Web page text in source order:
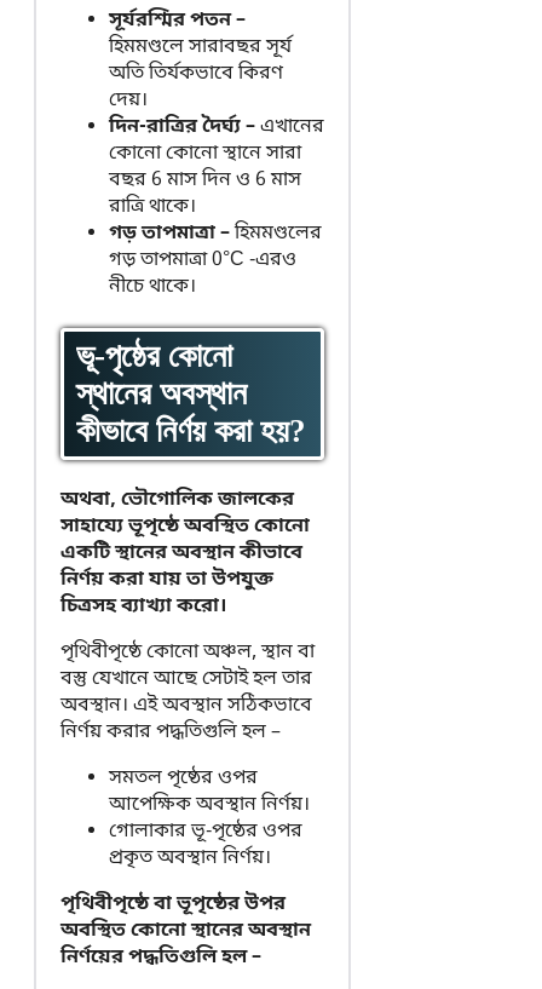
সূর্যরশ্মির পতন –
হিমমণ্ডলে সারাবছর সূর্য
অতি তির্যকভাবে কিরণ
দেয়।
দিন-রাত্রির দৈর্ঘ্য –এখানের
কোনো কোনো স্থানে সারা
বছর 6 মাস দিন ও 6 মাস
রাত্রি থাকে।
গড় তাপমাত্রা –হিমমণ্ডলের
গড় তাপমাত্রা 0°C -এরও
নীচে থাকে।
ভূ-পৃষ্ঠের কোনো
স্থানের অবস্থান
কীভাবে নির্ণয় করা হয়?
অথবা, ভৌগোলিক জালকের
সাহায্যে ভূপৃষ্ঠে অবস্থিত কোনো
একটি স্থানের অবস্থান কীভাবে
নির্ণয় করা যায় তা উপযুক্ত
চিত্রসহ ব্যাখ্যা করো।
পৃথিবীপৃষ্ঠে কোনো অঞ্চল, স্থান বা
বস্তু যেখানে আছে সেটাই হল তার
অবস্থান। এই অবস্থান সঠিকভাবে
নির্ণয় করার পদ্ধতিগুলি হল –
সমতল পৃষ্ঠের ওপর
আপেক্ষিক অবস্থান নির্ণয়।
গোলাকার ভূ-পৃষ্ঠের ওপর
প্রকৃত অবস্থান নির্ণয়।
পৃথিবীপৃষ্ঠে বা ভূপৃষ্ঠের উপর
অবস্থিত কোনো স্থানের অবস্থান
নির্ণয়ের পদ্ধতিগুলি হল –